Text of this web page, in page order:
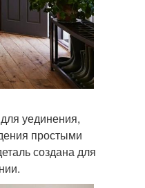
уединения,
простыми
создана для